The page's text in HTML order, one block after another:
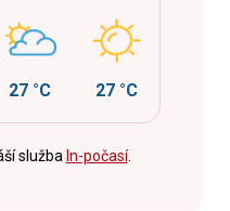
27 °C 27 °C
služba In-počasí.